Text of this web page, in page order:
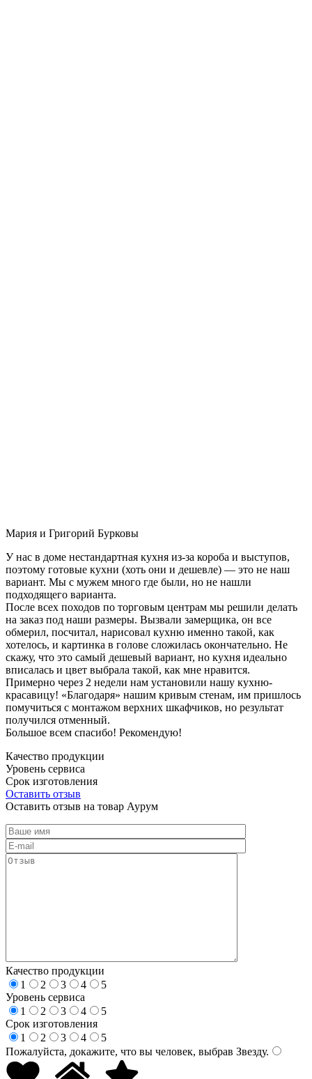
Мария и Григорий Бурковы
У нас в доме нестандартная кухня из-за короба и выступов,
поэтому готовые кухни (хоть они и дешевле) — это не наш
вариант. Мы с мужем много где были, но не нашли
подходящего варианта.
После всех походов по торговым центрам мы решили делать
на заказ под наши размеры. Вызвали замерщика, он все
обмерил, посчитал, нарисовал кухню именно такой, как
хотелось, и картинка в голове сложилась окончательно. Не
скажу, что это самый дешевый вариант, но кухня идеально
вписалась и цвет выбрала такой, как мне нравится.
Примерно через 2 недели нам установили нашу кухню-
красавицу! «Благодаря» нашим кривым стенам, им пришлось
помучиться с монтажом верхних шкафчиков, но результат
получился отменный.
Большое всем спасибо! Рекомендую!
Качество продукции
Уровень сервиса
Срок изготовления
Оставить отзыв
Оставить отзыв на товар Аурум
Качество продукции
1
2 3 4
5
Уровень сервиса
1
2 3 4
5
Срок изготовления
1
2 3 4
5
Пожалуйста, докажите, что вы человек, выбрав Звезду.